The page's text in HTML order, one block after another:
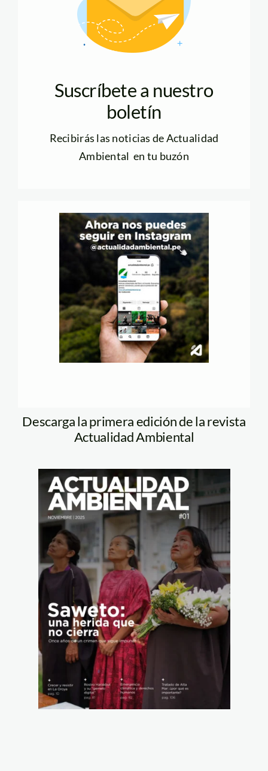
Suscríbete a nuestro
boletín
Recibirás las noticias de Actualidad
Ambiental en tu buzón
Descarga la primera edición de la revista
Actualidad Ambiental